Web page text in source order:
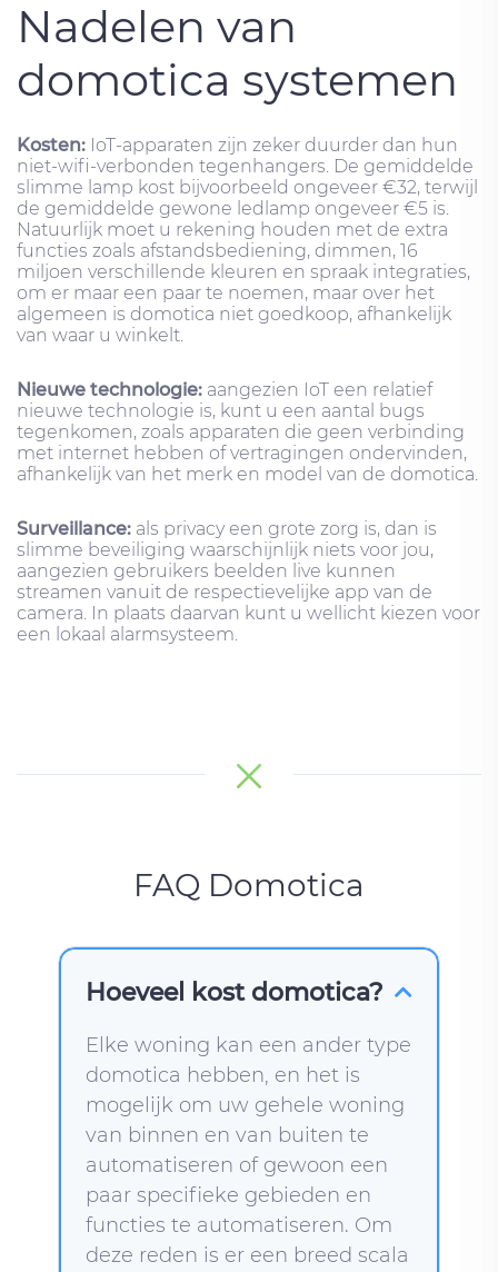
Nadelen van
domotica systemen
Kosten: IoT-apparaten zijn zeker duurder dan hun
niet-wifi-verbonden tegenhangers. De gemiddelde
slimme lamp kost bijvoorbeeld ongeveer €32, terwijl
de gemiddelde gewone ledlamp ongeveer €5 is.
Natuurlijk moet u rekening houden met de extra
functies zoals afstandsbediening, dimmen, 16
miljoen verschillende kleuren en spraak integraties,
om er maar een paar te noemen, maar over het
algemeen is domotica niet goedkoop, afhankelijk
van waar u winkelt.
Nieuwe technologie: aangezien IoT een relatief
nieuwe technologie is, kunt u een aantal bugs
tegenkomen, zoals apparaten die geen verbinding
met internet hebben of vertragingen ondervinden,
afhankelijk van het merk en model van de domotica.
Surveillance: als privacy een grote zorg is, dan is
slimme beveiliging waarschijnlijk niets voor jou,
aangezien gebruikers beelden live kunnen
streamen vanuit de respectievelijke app van de
camera. In plaats daarvan kunt u wellicht kiezen voor
een lokaal alarmsysteem.
FAQ Domotica
Hoeveel kost domotica?
Elke woning kan een ander type
domotica hebben, en het is
mogelijk om uw gehele woning
van binnen en van buiten te
automatiseren of gewoon een
paar specifieke gebieden en
functies te automatiseren. Om
deze reden is er een breed scala